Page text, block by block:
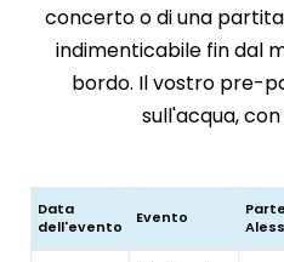
concerto o di una
indimenticabile fin dal
bordo. Il vostro pre-
sull'acqua,
Data
dell'evento
Evento